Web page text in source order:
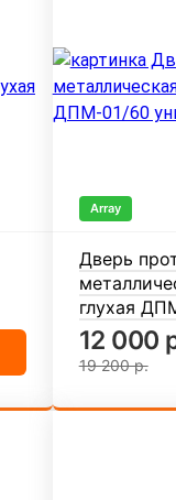
Array
Дверь
глухая
12 000
19 200 р.